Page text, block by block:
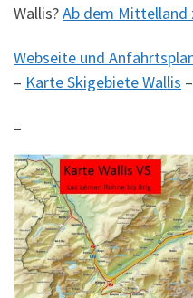
Wallis?Ab dem Mittelland
Webseite und
– Karte Skigebiete Wallis –
–